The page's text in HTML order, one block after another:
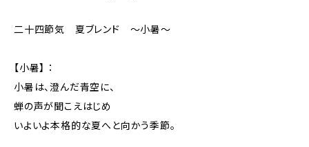
二十四節気 夏ブレンド 〜小暑〜
【小暑】 ：
小暑は、澄んだ青空に、
蝉の声が聞こえはじめ
いよいよ本格的な夏へと向かう季節。